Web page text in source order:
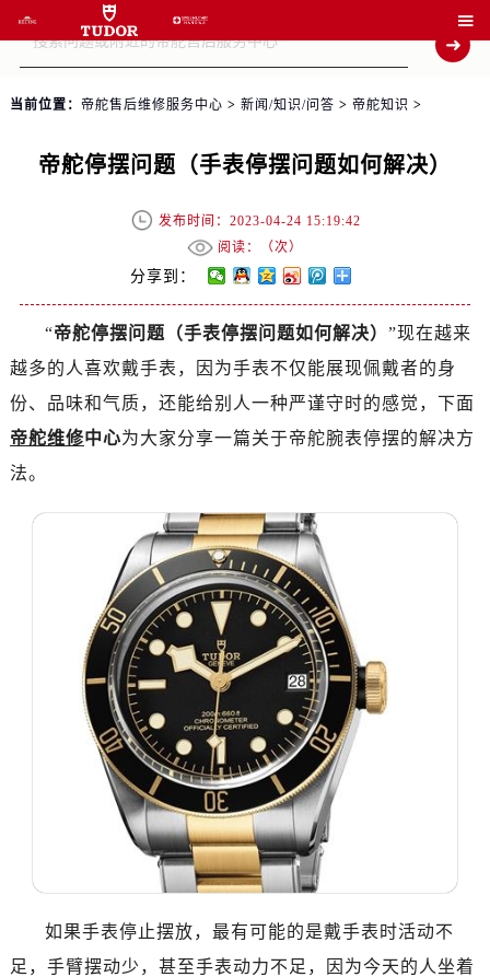

当前位置： 帝舵售后维修服务中心 > 新闻/知识/问答 > 帝舵知识 >
帝舵停摆问题（手表停摆问题如何解决）
发布时间：2023-04-24 15:19:42
阅读：（次）
分享到：
“帝舵停摆问题（手表停摆问题如何解决） ”现在越来
越多的人喜欢戴手表，因为手表不仅能展现佩戴者的身
份、品味和气质，还能给别人一种严谨守时的感觉，下面
帝舵维修中心为大家分享一篇关于帝舵腕表停摆的解决方
法。
如果手表停止摆放，最有可能的是戴手表时活动不
足，手臂摆动少，甚至手表动力不足，因为今天的人坐着